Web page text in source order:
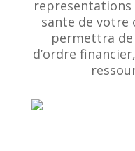
representations
sante de votre
permettra
d’ordre